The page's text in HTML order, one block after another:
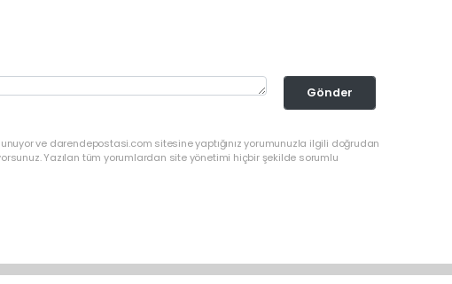
Gönder
ve darendepostasi.com sitesine yaptığınız yorumunuzla ilgili doğrudan
Yazılan tüm yorumlardan site yönetimi hiçbir şekilde sorumlu